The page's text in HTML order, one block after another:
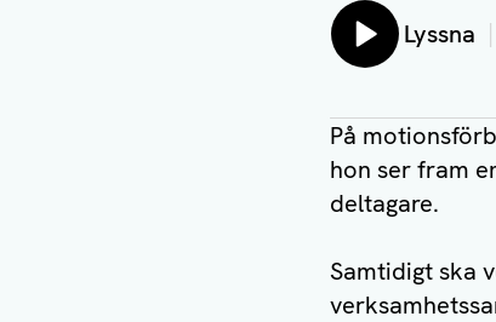
Lyssna
På
hon ser fram
deltagare.
Samtidigt ska